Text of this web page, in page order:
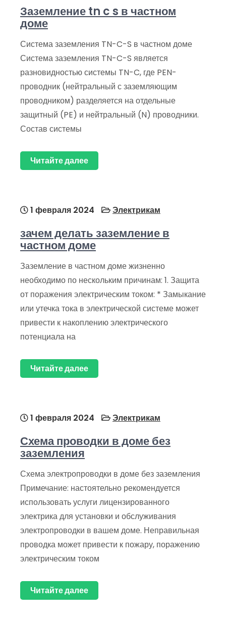
Заземление tn c s в частном
доме
Система заземления TN-C-S в частном доме
Система заземления TN-C-S является
разновидностью системы TN-C, где PEN-
проводник (нейтральный с заземляющим
проводником) разделяется на отдельные
защитный (PE) и нейтральный (N) проводники.
Состав системы
Читайте далее
1 февраля 2024 Электрикам
зачем делать заземление в
частном доме
Заземление в частном доме жизненно
необходимо по нескольким причинам: 1. Защита
от поражения электрическим током: * Замыкание
или утечка тока в электрической системе может
привести к накоплению электрического
потенциала на
Читайте далее
1 февраля 2024 Электрикам
Схема проводки в доме без
заземления
Схема электропроводки в доме без заземления
Примечание: настоятельно рекомендуется
использовать услуги лицензированного
электрика для установки и обслуживания
электропроводки в вашем доме. Неправильная
проводка может привести к пожару, поражению
электрическим током
Читайте далее